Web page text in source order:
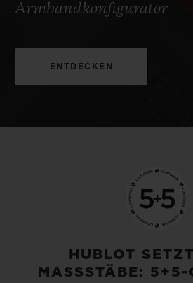
Armbandkonfigurator
ENTDECKEN
HUBLOT
MASSSTÄBE: